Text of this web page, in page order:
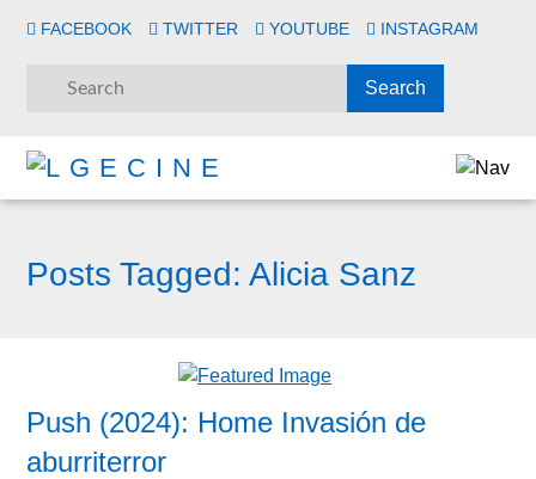
FACEBOOK TWITTER YOUTUBE INSTAGRAM
Posts Tagged: Alicia Sanz
Push (2024): Home Invasión de
aburriterror